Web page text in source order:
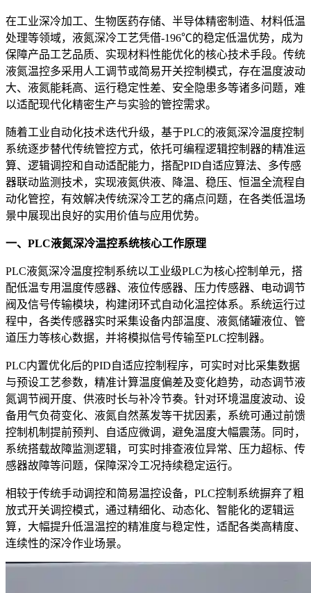
在工业深冷加工、生物医药存储、半导体精密制造、材料低温
处理等领域，液氮深冷工艺凭借-196℃的稳定低温优势，成为
保障产品工艺品质、实现材料性能优化的核心技术手段。传统
液氮温控多采用人工调节或简易开关控制模式，存在温度波动
大、液氮能耗高、运行稳定性差、安全隐患多等诸多问题，难
以适配现代化精密生产与实验的管控需求。
随着工业自动化技术迭代升级，基于PLC的液氮深冷温度控制
系统逐步替代传统管控方式，依托可编程逻辑控制器的精准运
算、逻辑调控和自动适配能力，搭配PID自适应算法、多传感
器联动监测技术，实现液氮供液、降温、稳压、恒温全流程自
动化管控，有效解决传统深冷工艺的痛点问题，在各类低温场
景中展现出良好的实用价值与应用优势。
一、PLC液氮深冷温控系统核心工作原理
PLC液氮深冷温度控制系统以工业级PLC为核心控制单元，搭
配低温专用温度传感器、液位传感器、压力传感器、电动调节
阀及信号传输模块，构建闭环式自动化温控体系。系统运行过
程中，各类传感器实时采集设备内部温度、液氮储罐液位、管
道压力等核心数据，并将模拟信号传输至PLC控制器。
PLC内置优化后的PID自适应控制程序，可实时对比采集数据
与预设工艺参数，精准计算温度偏差及变化趋势，动态调节液
氮调节阀开度、供液时长与补冷节奏。针对环境温度波动、设
备用气负荷变化、液氮自然蒸发等干扰因素，系统可通过前馈
控制机制提前预判、自适应微调，避免温度大幅震荡。同时，
系统搭载故障监测逻辑，可实时排查液位异常、压力超标、传
感器故障等问题，保障深冷工况持续稳定运行。
相较于传统手动调控和简易温控设备，PLC控制系统摒弃了粗
放式开关调控模式，通过精细化、动态化、智能化的逻辑运
算，大幅提升低温温控的精准度与稳定性，适配各类高精度、
连续性的深冷作业场景。